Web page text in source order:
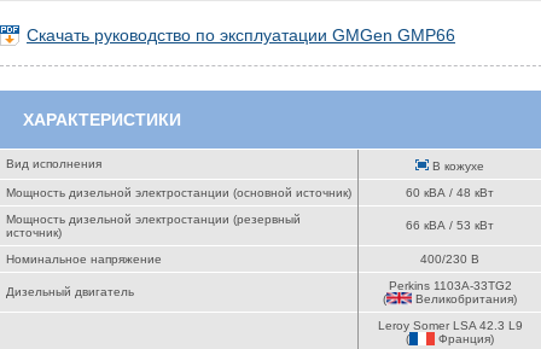
Скачать руководство по эксплуатации GMGen GMP66
ХАРАКТЕРИСТИКИ
Вид исполнения
В кожухе
Мощность дизельной электростанции (основной источник)
60 кВА / 48 кВт
Мощность дизельной электростанции (резервный
источник)
66 кВА / 53 кВт
Номинальное напряжение 400/230 В
Дизельный двигатель
Perkins 1103A-33TG2
(
Великобритания)
Leroy Somer LSA 42.3 L9
(
Франция)